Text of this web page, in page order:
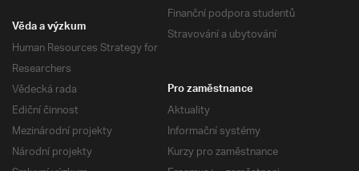
Finanční podpora studentů
Stravování a ubytování
Věda a výzkum
Human Resources Strategy for
Researchers
Vědecká rada
Ediční činnost
Mezinárodní projekty
Národní projekty
Pro zaměstnance
Aktuality
Informační systémy
Kurzy pro zaměstnance